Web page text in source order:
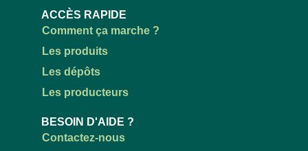
ACCÈS RAPIDE
Comment ça marche ?
Les produits
Les dépôts
Les producteurs
BESOIN D'AIDE ?
Contactez-nous